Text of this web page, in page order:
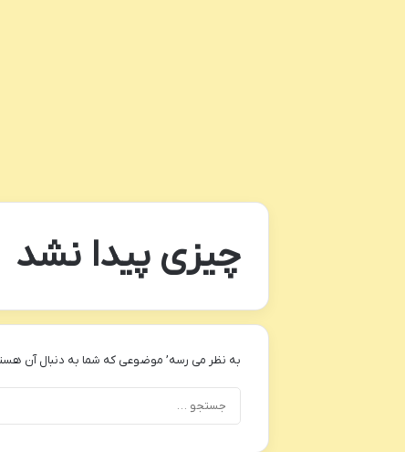
چیزی پیدا نشد
به نظر می رسه’ موضوعی که شما به دنبال آن